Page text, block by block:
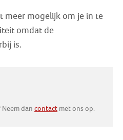
meer mogelijk om je in te
omdat de
is.
Neem dancontact met ons op.